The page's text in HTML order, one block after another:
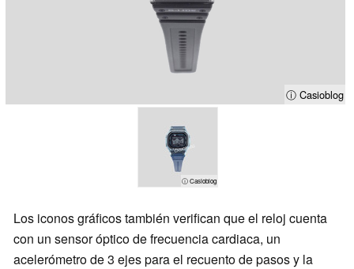
ⓘ Casioblog
ⓘ Casioblog
Los iconos gráficos también verifican que el reloj cuenta
con un sensor óptico de frecuencia cardiaca, un
acelerómetro de 3 ejes para el recuento de pasos y la